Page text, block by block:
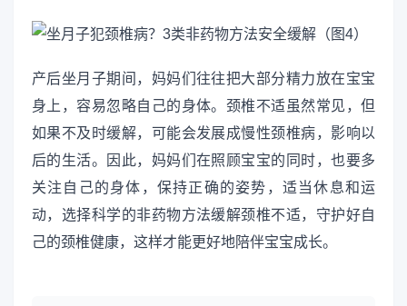
产后坐月子期间，妈妈们往往把大部分精力放在宝宝
身上，容易忽略自己的身体。颈椎不适虽然常见，但
如果不及时缓解，可能会发展成慢性颈椎病，影响以
后的生活。因此，妈妈们在照顾宝宝的同时，也要多
关注自己的身体，保持正确的姿势，适当休息和运
动，选择科学的非药物方法缓解颈椎不适，守护好自
己的颈椎健康，这样才能更好地陪伴宝宝成长。